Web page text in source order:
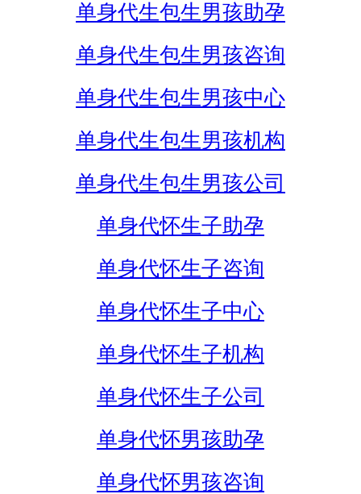
单身代生包生男孩助孕
单身代生包生男孩咨询
单身代生包生男孩中心
单身代生包生男孩机构
单身代生包生男孩公司
单身代怀生子助孕
单身代怀生子咨询
单身代怀生子中心
单身代怀生子机构
单身代怀生子公司
单身代怀男孩助孕
单身代怀男孩咨询